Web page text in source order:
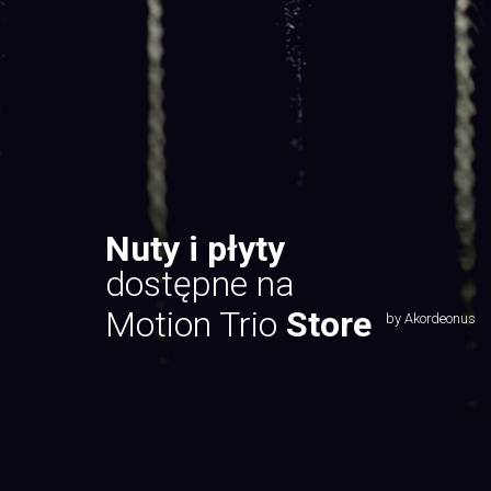
Nuty i płyty
dostępne na
Motion Trio Store by Akordeonus